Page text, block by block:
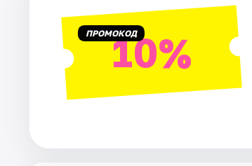
Рейтинги ПРОМОКОД10%